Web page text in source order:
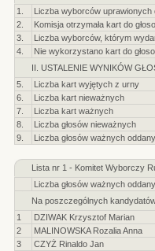
1.
Liczba wyborców uprawionych
2.
Komisja otrzymała kart do
3.
Liczba wyborców, którym
4.
Nie wykorzystano kart do
II. USTALENIE WYNIKÓW
5.
Liczba kart wyjętych z urny
6.
Liczba kart nieważnych
7.
Liczba kart ważnych
8.
Liczba głosów nieważnych
9.
Liczba głosów ważnych
Lista nr 1 - Komitet Wyborczy
Liczba głosów ważnych
Na poszczególnych
1
DZIWAK Krzysztof Marian
2
MALINOWSKA Rozalia Anna
3
CZYŻ Rinaldo Jan